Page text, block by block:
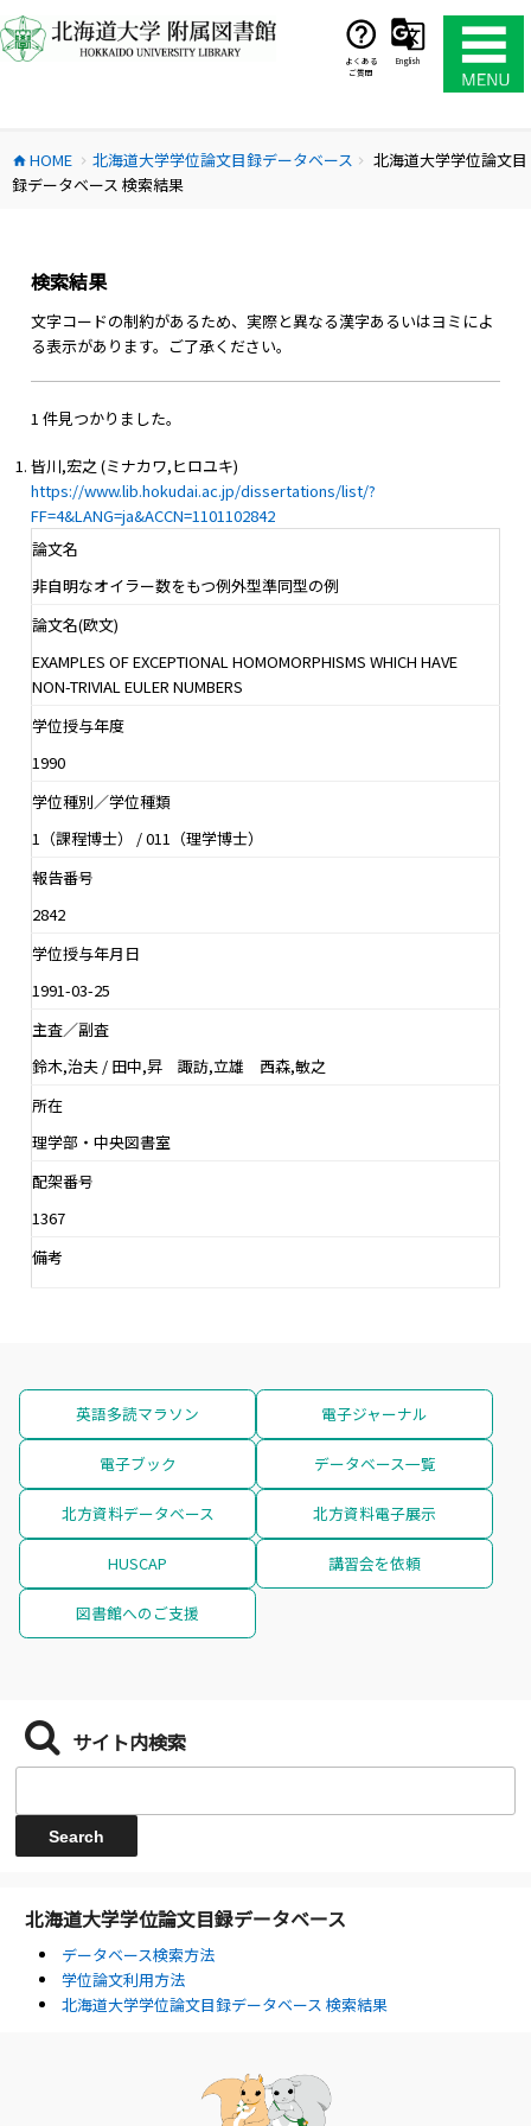
ン
テ
ス
キ
よくある
ご質問
English
home HOME chevron_right 北海道大学学位論文目録データベース chevron_right
北海道大学学位論文目
録データベース 検索結果
検索結果
文字コードの制約があるため、実際と異なる漢字あるいはヨミによ
る表示があります。ご了承ください。
1 件見つかりました。
皆川,宏之 (ミナカワ,ヒロユキ)
https://www.lib.hokudai.ac.jp/dissertations/list/?
FF=4&LANG=ja&ACCN=1101102842
論文名
非自明なオイラー数をもつ例外型準同型の例
論文名(欧文)
EXAMPLES OF EXCEPTIONAL HOMOMORPHISMS WHICH HAVE
NON-TRIVIAL EULER NUMBERS
学位授与年度
1990
学位種別／学位種類
1（課程博士） / 011（理学博士）
報告番号
2842
学位授与年月日
1991-03-25
主査／副査
鈴木,治夫 / 田中,昇 諏訪,立雄 西森,敏之
所在
理学部・中央図書室
配架番号
1367
備考
英語多読マラソン 電子ジャーナル
電子ブック データベース一覧
北方資料データベース 北方資料電子展示
HUSCAP 講習会を依頼
図書館へのご支援
サイト内検索
北海道大学学位論文目録データベース
データベース検索方法
学位論文利用方法
北海道大学学位論文目録データベース 検索結果